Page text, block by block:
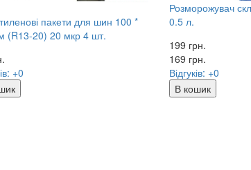
пакети для шин 100 *
(R13-20) 20 мкр 4 шт.
+0
Розморожувач
0.5 л.
199 грн.
169 грн.
Відгуків: +0
В кошик